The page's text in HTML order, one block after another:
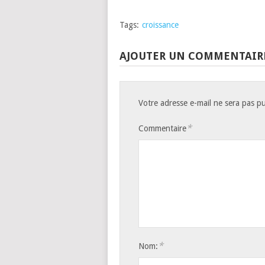
Tags: croissance
AJOUTER UN
Votre adresse e-mail ne sera pas
Commentaire*
Nom: *